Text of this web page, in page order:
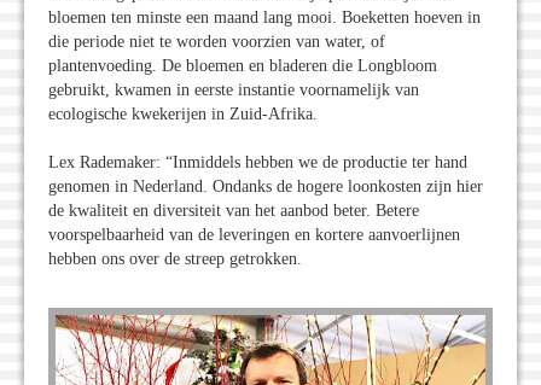
bloemen ten minste een maand lang mooi. Boeketten hoeven in
die periode niet te worden voorzien van water, of
plantenvoeding. De bloemen en bladeren die Longbloom
gebruikt, kwamen in eerste instantie voornamelijk van
ecologische kwekerijen in Zuid-Afrika.
Lex Rademaker: “Inmiddels hebben we de productie ter hand
genomen in Nederland. Ondanks de hogere loonkosten zijn hier
de kwaliteit en diversiteit van het aanbod beter. Betere
voorspelbaarheid van de leveringen en kortere aanvoerlijnen
hebben ons over de streep getrokken.